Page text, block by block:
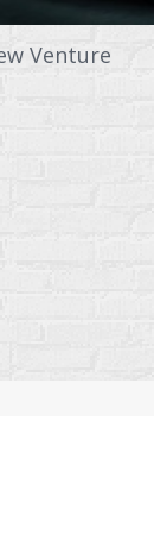
Venture